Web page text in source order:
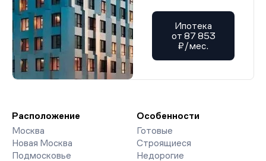
Ипотека
от 87 853
₽/мес.
Расположение
Москва
Новая Москва
Подмосковье
Особенности
Готовые
Строящиеся
Недорогие